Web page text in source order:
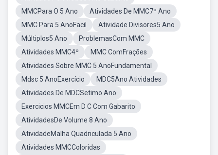
MMCPara O 5 Ano
Atividades De MMC7º Ano
MMC Para 5 AnoFacil
Atividade Divisores5 Ano
Múltiplos5 Ano
ProblemasCom MMC
Atividades MMC4º
MMC ComFrações
Atividades Sobre MMC 5 AnoFundamental
Mdsc 5 AnoExercício
MDC5Ano Atividades
Atividades De MDCSetimo Ano
Exercicios MMCEm D C Com Gabarito
AtividadesDe Volume 8 Ano
AtividadeMalha Quadriculada 5 Ano
Atividades MMCColoridas